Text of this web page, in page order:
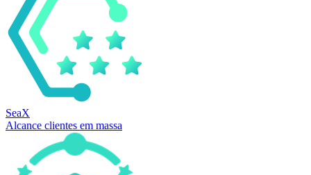
SeaX
Alcance clientes em massa